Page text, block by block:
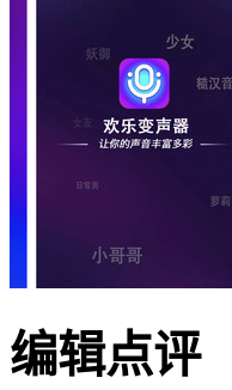
编辑点评